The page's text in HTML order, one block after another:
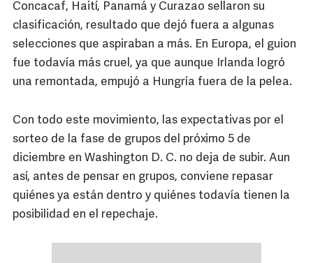
Concacaf, Haití, Panamá y Curazao sellaron su
clasificación, resultado que dejó fuera a algunas
selecciones que aspiraban a más. En Europa, el guion
fue todavía más cruel, ya que aunque Irlanda logró
una remontada, empujó a Hungría fuera de la pelea.
Con todo este movimiento, las expectativas por el
sorteo de la fase de grupos del próximo 5 de
diciembre en Washington D. C. no deja de subir. Aun
así, antes de pensar en grupos, conviene repasar
quiénes ya están dentro y quiénes todavía tienen la
posibilidad en el repechaje.